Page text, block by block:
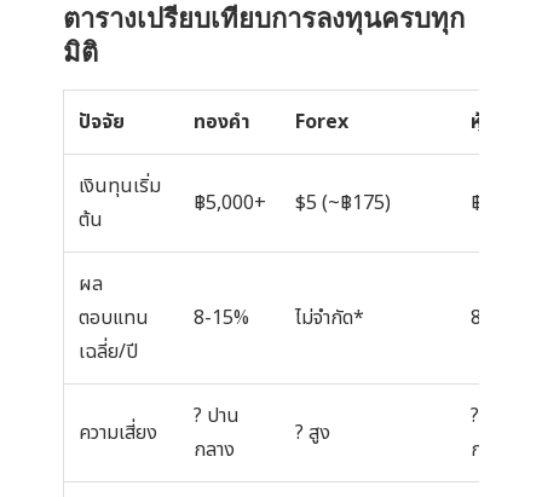
ตารางเปรียบเทียบการลงทุนครบทุก
มิติ
ปัจจัย ทองคำ Forex หุ้นไทย
เงินทุนเริ่ม
ต้น
฿5,000+ $5 (~฿175) ฿5,000+
ผล
ตอบแทน
เฉลี่ย/ปี
8-15% ไม่จำกัด* 8-12%
ความเสี่ยง
? ปาน
กลาง
? สูง
? ปาน
กลาง